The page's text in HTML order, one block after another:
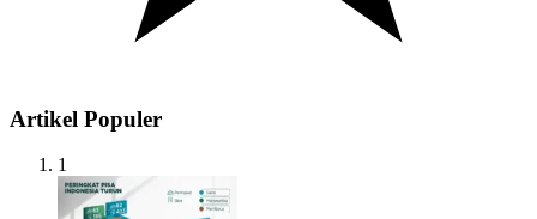
Artikel Populer
1